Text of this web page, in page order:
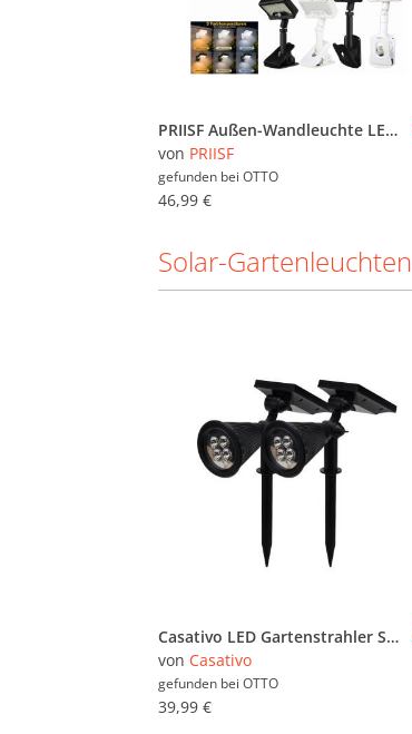
PRIISF Außen-Wandleuchte LED Solarlampen Bewegungsmelder Clip On Garten Zaunleuchten Wandlampen, IP65 Wasserdicht, Solarleuchten für Außen Solarleuchten Klemmlampe LED Solar Strahler, Aussenleuchte LED Solarlicht Sicherheitswandleuchte, Wandleuchten für Garage Garten Hof, Stufen Haustüren Rasen Terrasse
von PRIISF
gefunden bei OTTO
46,99 €
Solar-Gartenleuchten
Casativo LED Gartenstrahler Solar-Gartenleuchte Erdspieß & Dämmerungssensor 200lm-Gartenstrahler, 4 weisse LEDs, Leuchtdauer ca. 8 Std. Spot 80° & Solarpanel 180° neigbar IP44
von Casativo
gefunden bei OTTO
39,99 €